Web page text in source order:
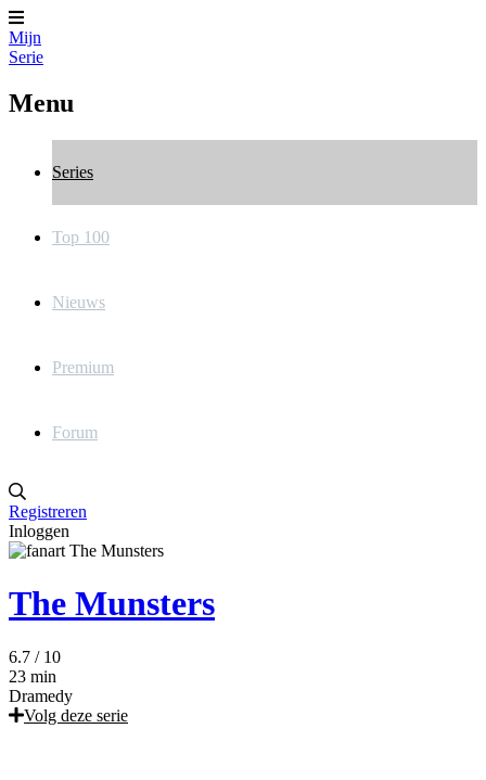
Mijn
Serie
Menu
Series
Top 100
Nieuws
Premium
Forum
Registreren
Inloggen
The Munsters
6.7 / 10
23 min
Dramedy
Volg deze serie